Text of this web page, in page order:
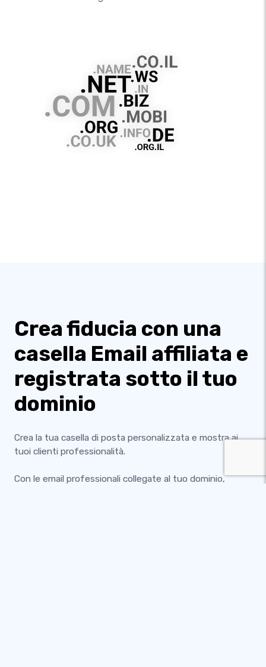
Crea fiducia con una
casella Email affiliata e
registrata sotto il tuo
dominio
Crea la tua casella di posta personalizzata e mostra ai
tuoi clienti professionalità.
Con le email professionali collegate al tuo dominio,